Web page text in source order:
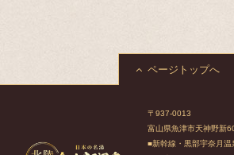
ページトップへ
〒937-0013
富山県魚津市天神野新
■新幹線・黒部宇奈月温